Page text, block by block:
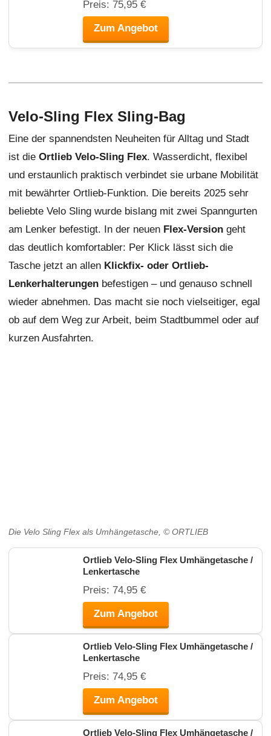
Preis: 75,95 €
Zum Angebot
Velo-Sling Flex Sling-Bag
Eine der spannendsten Neuheiten für Alltag und Stadt
ist die Ortlieb Velo-Sling Flex. Wasserdicht, flexibel
und erstaunlich praktisch verbindet sie urbane Mobilität
mit bewährter Ortlieb-Funktion. Die bereits 2025 sehr
beliebte Velo Sling wurde bislang mit zwei Spanngurten
am Lenker befestigt. In der neuen Flex-Versiongeht
das deutlich komfortabler: Per Klick lässt sich die
Tasche jetzt an allen Klickfix- oder Ortlieb-
Lenkerhalterungenbefestigen – und genauso schnell
wieder abnehmen. Das macht sie noch vielseitiger, egal
ob auf dem Weg zur Arbeit, beim Stadtbummel oder auf
kurzen Ausfahrten.
Die Velo Sling Flex als Umhängetasche, © ORTLIEB
Ortlieb Velo-Sling Flex Umhängetasche /
Lenkertasche
Preis: 74,95 €
Zum Angebot
Ortlieb Velo-Sling Flex Umhängetasche /
Lenkertasche
Preis: 74,95 €
Zum Angebot
Ortlieb Velo-Sling Flex Umhängetasche /